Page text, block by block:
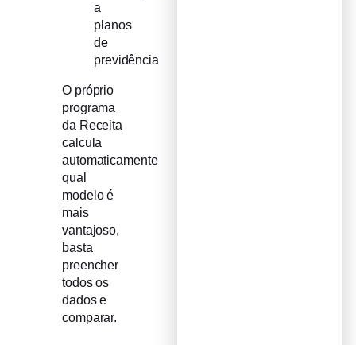
a
planos
de
previdência
O próprio
programa
da Receita
calcula
automaticamente
qual
modelo é
mais
vantajoso,
basta
preencher
todos os
dados e
comparar.